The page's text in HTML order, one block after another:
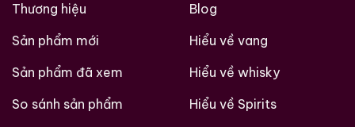
Hàng Ngàn Khách Hàng Của ruouxachtay.com
Thương hiệu
Sản phẩm mới
Sản phẩm đã xem
So sánh sản phẩm
Blog
Hiểu về vang
Hiểu về whisky
Hiểu về Spirits